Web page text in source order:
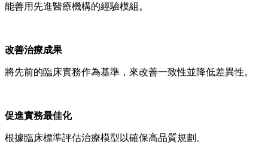
能善用先進醫療機構的經驗模組。
改善治療成果
將先前的臨床實務作為基準，來改善一致性並降低差異性。
促進實務最佳化
根據臨床標準評估治療模型以確保高品質規劃。